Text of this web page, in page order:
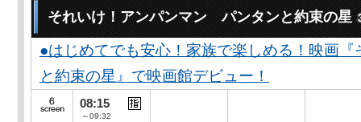
それいけ！アンパンマン パンタンと約束の星
●はじめてでも安心！家族で楽しめる！映画
と約束の星』で映画館デビュー！
08:15
～09:32